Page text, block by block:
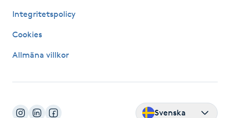
Hälsa
Hälsprickor
IPL
Integritetspolicy
Cookies
Allmäna villkor
Svenska